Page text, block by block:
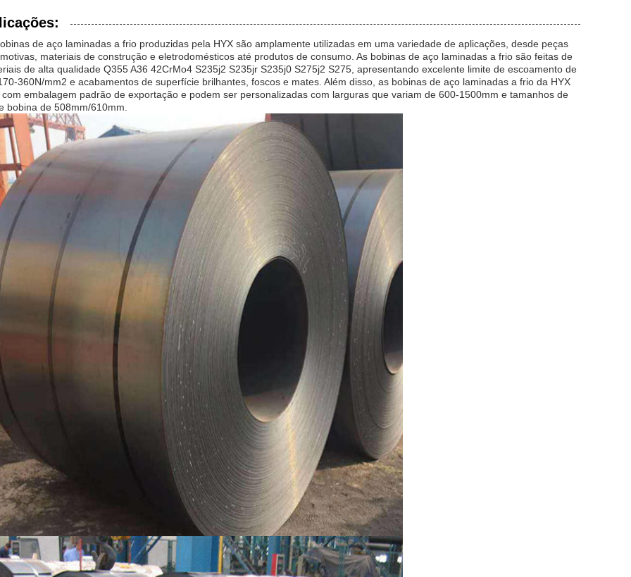
de aço laminadas a frio produzidas pela HYX são amplamente utilizadas em uma variedade de aplicações, desde peças
materiais de construção e eletrodomésticos até produtos de consumo. As bobinas de aço laminadas a frio são feitas de
de alta qualidade Q355 A36 42CrMo4 S235j2 S235jr S235j0 S275j2 S275, apresentando excelente limite de escoamento de
360N/mm2 e acabamentos de superfície brilhantes, foscos e mates. Além disso, as bobinas de aço laminadas a frio da HYX
com embalagem padrão de exportação e podem ser personalizadas com larguras que variam de 600-1500mm e tamanhos de
bobina de 508mm/610mm.